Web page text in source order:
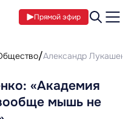
Прямой эфир
Александр
«Академия
мышь не